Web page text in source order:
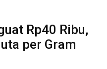
Rp40 Ribu,
per Gram